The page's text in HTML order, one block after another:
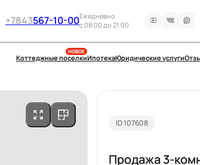
+7843567-10-00Ежедневно
c 08:00 до 21:00
НОВОЕ
Коттеджные поселкиИпотекаЮридические услуги
ID 107608
Продажа 3-